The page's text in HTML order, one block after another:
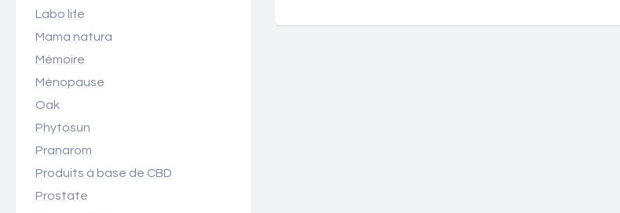
Labo life
Mama natura
Mémoire
Ménopause
Oak
Phytosun
Pranarom
Produits à base de CBD
Prostate